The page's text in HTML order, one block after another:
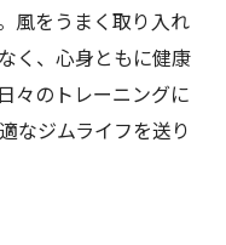
風をうまく取り入れ
く、心身ともに健康
々のトレーニングに
なジムライフを送り